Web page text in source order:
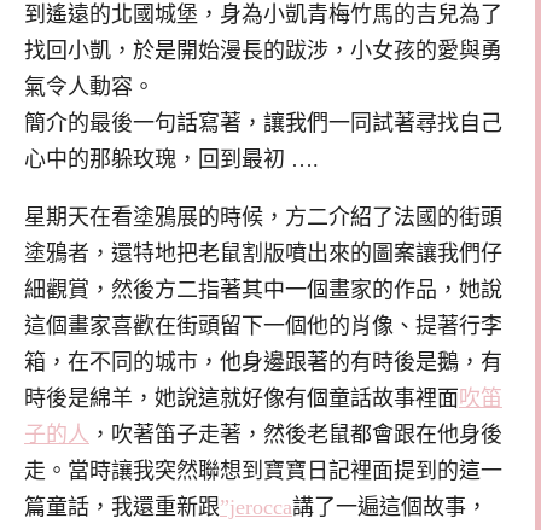
到遙遠的北國城堡，身為小凱青梅竹馬的吉兒為了
找回小凱，於是開始漫長的跋涉，小女孩的愛與勇
氣令人動容。
簡介的最後一句話寫著，讓我們一同試著尋找自己
心中的那躲玫瑰，回到最初 ….
星期天在看塗鴉展的時候，方二介紹了法國的街頭
塗鴉者，還特地把老鼠割版噴出來的圖案讓我們仔
細觀賞，然後方二指著其中一個畫家的作品，她說
這個畫家喜歡在街頭留下一個他的肖像、提著行李
箱，在不同的城市，他身邊跟著的有時後是鵝，有
時後是綿羊，她說這就好像有個童話故事裡面吹笛
子的人 ，吹著笛子走著，然後老鼠都會跟在他身後
走。當時讓我突然聯想到寶寶日記裡面提到的這一
篇童話，我還重新跟”jerocca講了一遍這個故事，